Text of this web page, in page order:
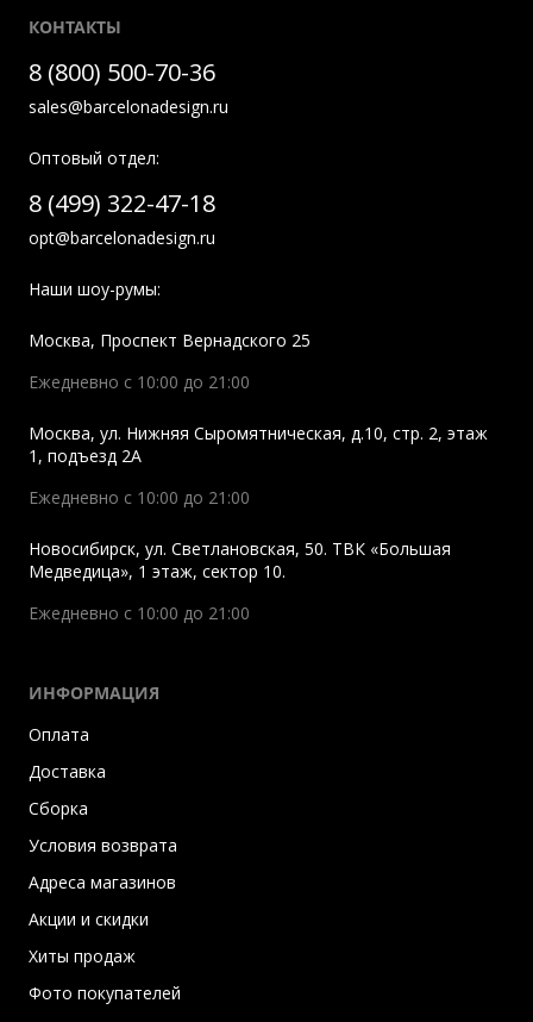
КОНТАКТЫ
8 (800) 500-70-36
sales@barcelonadesign.ru
Оптовый отдел:
8 (499) 322-47-18
opt@barcelonadesign.ru
Наши шоу-румы:
Москва, Проспект Вернадского 25
Ежедневно с 10:00 до 21:00
Москва, ул. Нижняя Сыромятническая, д.10, стр. 2, этаж
1, подъезд 2A
Ежедневно с 10:00 до 21:00
Новосибирск, ул. Светлановская, 50. ТВК «Большая
Медведица», 1 этаж, сектор 10.
Ежедневно с 10:00 до 21:00
ИНФОРМАЦИЯ
Оплата
Доставка
Сборка
Условия возврата
Адреса магазинов
Акции и скидки
Хиты продаж
Фото покупателей